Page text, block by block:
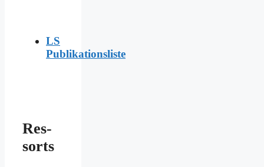
LS
Publikationsliste
Res­
sorts